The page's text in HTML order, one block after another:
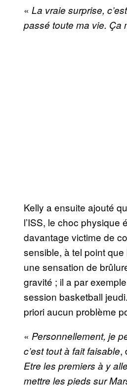
« La vraie surprise,
passé toute ma vie. Ça
Kelly a ensuite ajouté
l’ISS, le choc physique
davantage victime de
sensible, à tel point
une sensation de
gravité ; il a par
session basketball
priori aucun problème
« Personnellement, je
c’est tout à fait faisable,
Etre les premiers à y
mettre les pieds sur